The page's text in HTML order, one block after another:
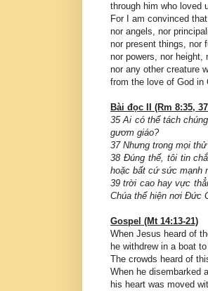
through him who loved
For I am convinced
nor angels, nor
nor present things, nor
nor powers, nor height,
nor any other creature
from the love of God in
Bài đọc II (Rm 8:35,
35 Ai có thể tách
gươm giáo?
37 Nhưng trong mọi
38 Đúng thế, tôi tin
hoặc bất cứ sức mạnh
39 trời cao hay vực
Chúa thể hiện nơi Đức
Gospel (Mt 14:13-21)
When Jesus heard of
he withdrew in a boat
The crowds heard of
When he disembarked
his heart was moved